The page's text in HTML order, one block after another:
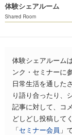
体験シェアルーム
Shared Room
体験シェアルーム
ンク・セミナーに
日常生活を通した
り語り合ったり、
記事に対して、コ
どしどし投稿して
「セミナー会員 」